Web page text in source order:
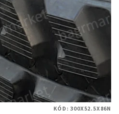
KÓD:300X52.5X86N